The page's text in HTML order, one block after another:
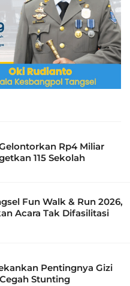
Rp4 Miliar
115 Sekolah
Fun Walk & Run 2026,
Acara Tak Difasilitasi
Pentingnya Gizi
Stunting